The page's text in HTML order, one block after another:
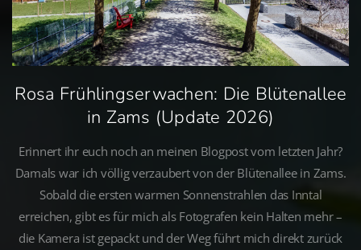
Rosa Frühlingserwachen: Die Blütenallee
in Zams (Update 2026)
Erinnert ihr euch noch an meinen Blogpost vom letzten Jahr?
Damals war ich völlig verzaubert von der Blütenallee in Zams.
Sobald die ersten warmen Sonnenstrahlen das Inntal
erreichen, gibt es für mich als Fotografen kein Halten mehr –
die Kamera ist gepackt und der Weg führt mich direkt zurück